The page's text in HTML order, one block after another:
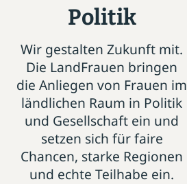
Politik
Wir gestalten Zukunft mit.
Die LandFrauen bringen
die Anliegen von Frauen im
ländlichen Raum in Politik
und Gesellschaft ein und
setzen sich für faire
Chancen, starke Regionen
und echte Teilhabe ein.